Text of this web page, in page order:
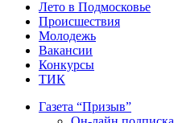
Лето в Подмосковье
Происшествия
Молодежь
Вакансии
Конкурсы
ТИК
Газета “Призыв”